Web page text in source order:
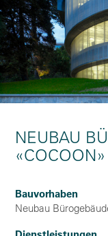
NEUBAU
Bauvorhaben
Neubau